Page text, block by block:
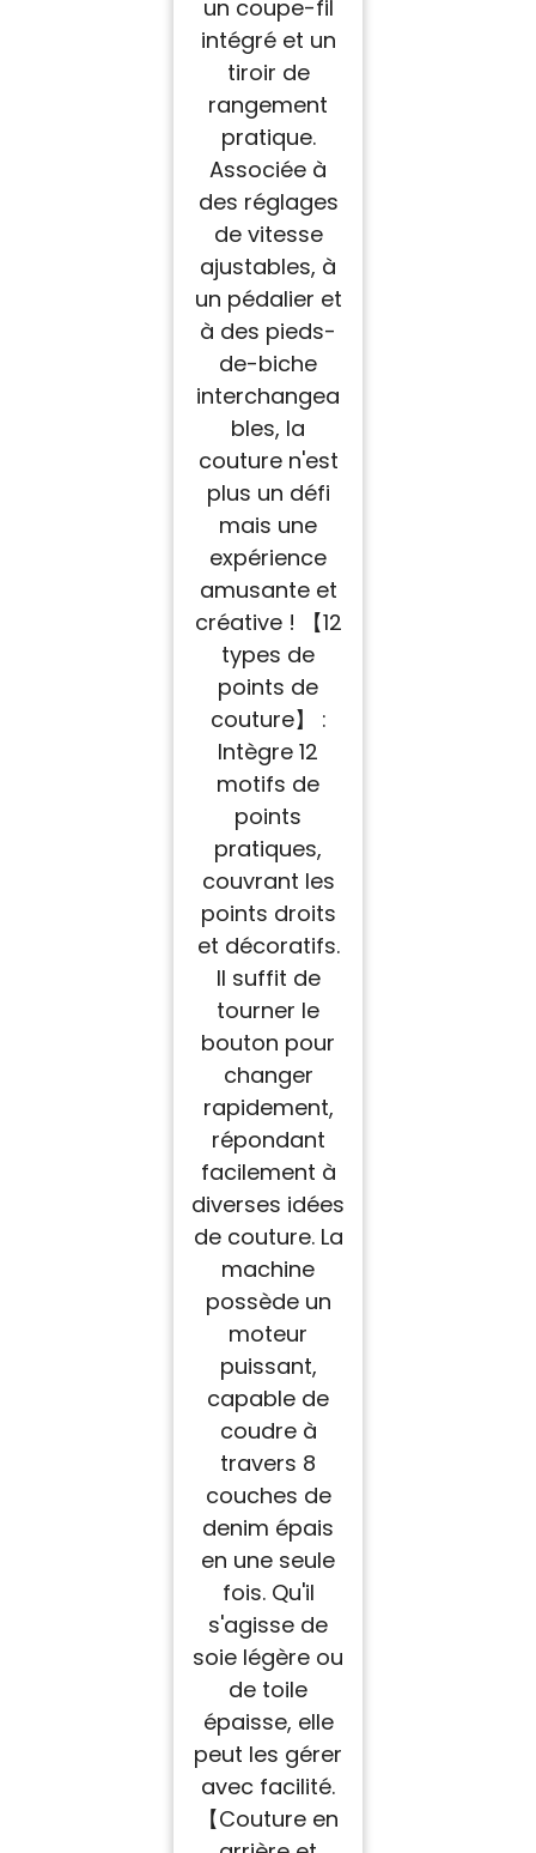
un coupe-fil
intégré et un
tiroir de
rangement
pratique.
Associée à
des réglages
de vitesse
ajustables, à
un pédalier et
à des pieds-
de-biche
interchangea
bles, la
couture n'est
plus un défi
mais une
expérience
amusante et
créative ! 【12
types de
points de
couture】 :
Intègre 12
motifs de
points
pratiques,
couvrant les
points droits
et décoratifs.
Il suffit de
tourner le
bouton pour
changer
rapidement,
répondant
facilement à
diverses idées
de couture. La
machine
possède un
moteur
puissant,
capable de
coudre à
travers 8
couches de
denim épais
en une seule
fois. Qu'il
s'agisse de
soie légère ou
de toile
épaisse, elle
peut les gérer
avec facilité.
【Couture en